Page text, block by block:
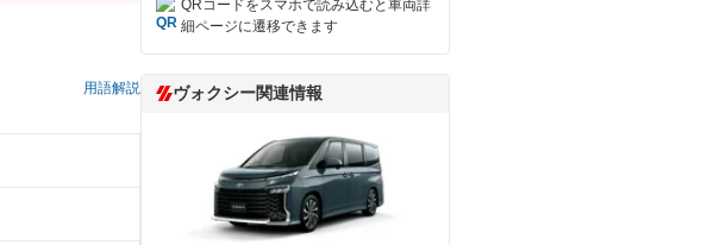
用語解説
QRコードをスマホで読み込むと車両詳
細ページに遷移できます
ヴォクシー関連情報